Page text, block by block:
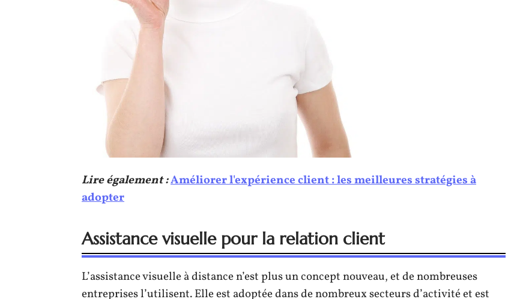
Lire également :Améliorer l'expérience client : les meilleures stratégies à
adopter
Assistance visuelle pour la relation client
L’assistance visuelle à distance n’est plus un concept nouveau, et de nombreuses
entreprises l’utilisent. Elle est adoptée dans de nombreux secteurs d’activité et est